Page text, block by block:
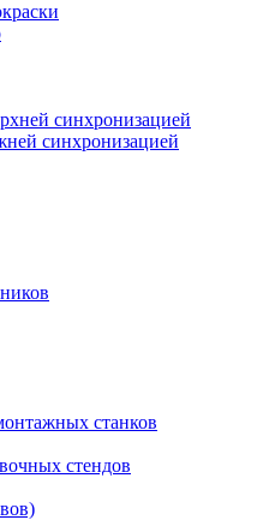
синхронизацией
синхронизацией
станков
стендов